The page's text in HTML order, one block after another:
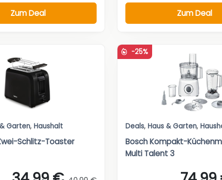
Zum Deal Zum Deal
Garten, Haushalt
Schlitz-Toaster
-25%
Deals, Haus & Garten,
Bosch Kompakt-
Multi Talent 3